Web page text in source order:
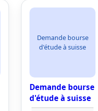
Demande bourse
d'étude à suisse
Demande bourse
d'étude à suisse